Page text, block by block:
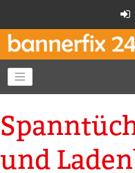
Navigation anzeigen
und